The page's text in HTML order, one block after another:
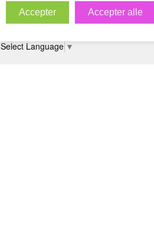
salg@randerspc.dk
+45 00 00 00
Select Language ▼